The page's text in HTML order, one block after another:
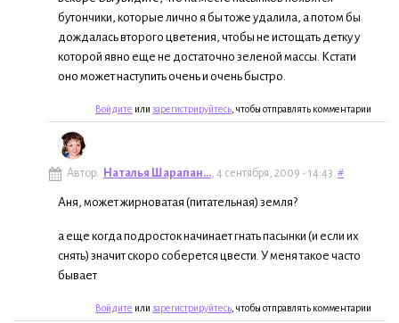
бутончики, которые лично я бы тоже удалила, а потом бы
дождалась второго цветения, чтобы не истощать детку у
которой явно еще не достаточно зеленой массы. Кстати
оно может наступить очень и очень быстро.
Войдите или зарегистрируйтесь , чтобы отправлять комментарии
Автор: Наталья Шарапан..., 4 сентября, 2009 - 14:43 #
Аня, может жирноватая (питательная) земля?
а еще когда подросток начинает гнать пасынки (и если их
снять) значит скоро соберется цвести. У меня такое часто
бывает
Войдите или зарегистрируйтесь , чтобы отправлять комментарии